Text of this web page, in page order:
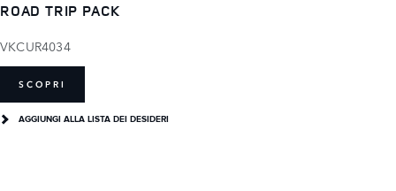
ROAD TRIP PACK
VKCUR4034
SCOPRI
AGGIUNGI ALLA LISTA DEI DESIDERI